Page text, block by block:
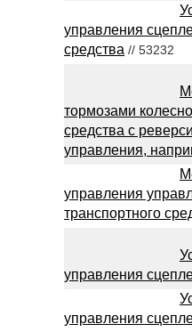
управления
средства // 53232
тормозами
средства с
управления,
управления
транспортного
управления
управления